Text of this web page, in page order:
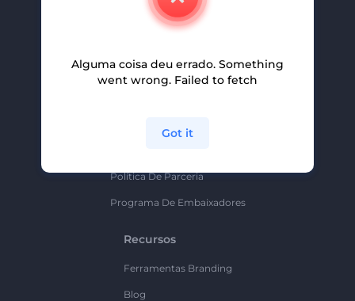
Carreiras
Programa De Afiliados
Política De Parceria
Programa De Embaixadores
Recursos
Ferramentas Branding
Blog
Alguma coisa deu errado. Something
went wrong. Failed to fetch
Got it